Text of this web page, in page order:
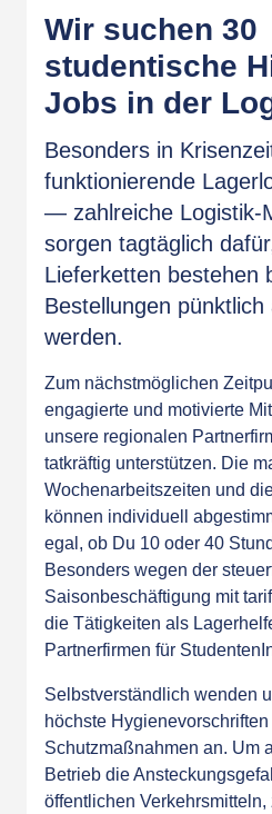
Wir suchen 30
studentische
Jobs in der
Besonders in
funktionierende
— zahlreiche Logistik-
sorgen tagtäglich
Lieferketten bestehen
Bestellungen
werden.
Zum nächstmöglichen
engagierte und motivierte
unsere regionalen
tatkräftig unterstützen. Die
Wochenarbeitszeiten und
können individuell
egal, ob Du 10 oder 40
Besonders wegen der
Saisonbeschäftigung mit
die Tätigkeiten als
Partnerfirmen für
Selbstverständlich wenden
höchste Hygienevorschriften
Schutzmaßnahmen an. Um
Betrieb die
öffentlichen